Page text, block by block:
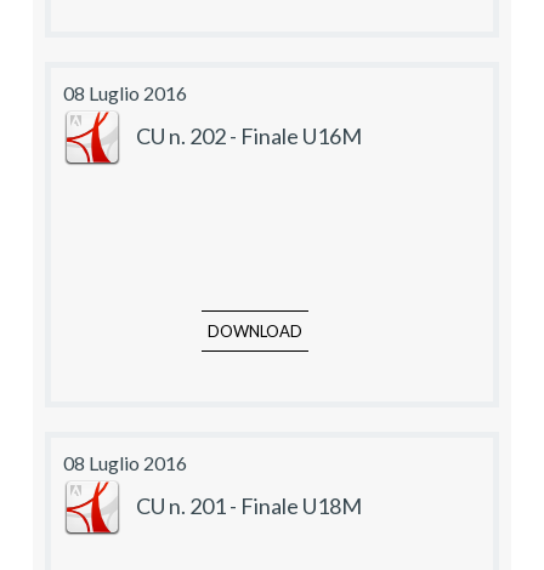
08 Luglio 2016
CU n. 202 - Finale U16M
DOWNLOAD
08 Luglio 2016
CU n. 201 - Finale U18M